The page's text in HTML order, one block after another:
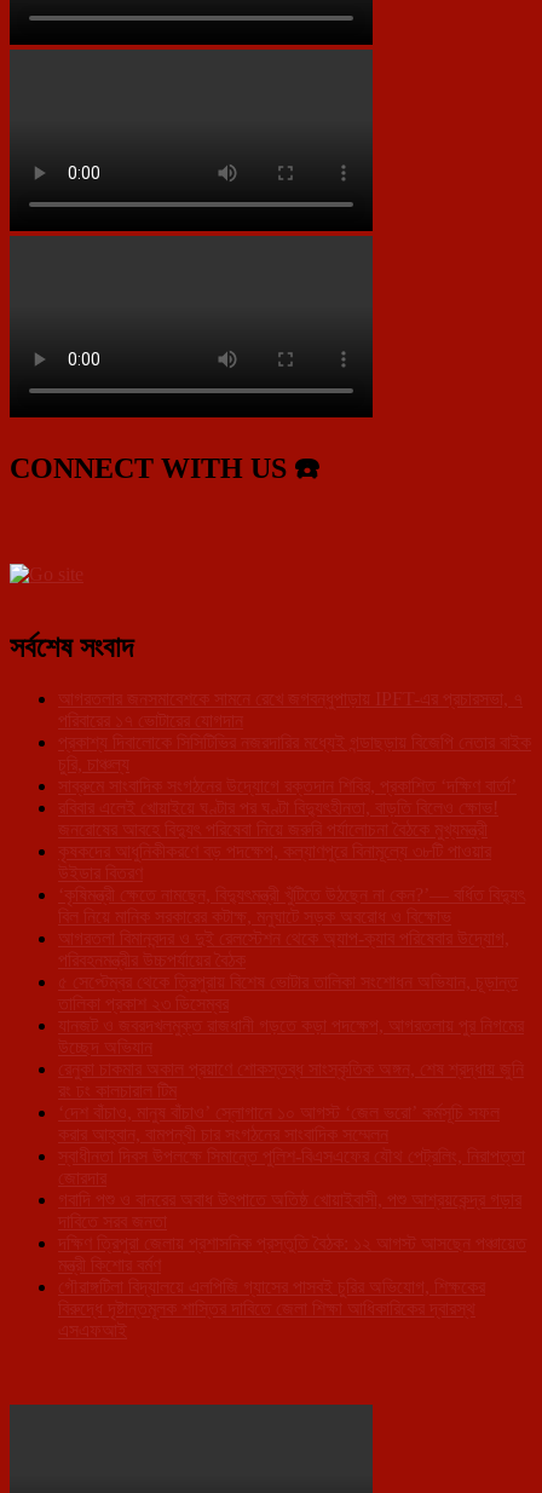
CONNECT WITH US ☎️
সর্বশেষ সংবাদ
আগরতলার জনসমাবেশকে সামনে রেখে জগবন্ধুপাড়ায় IPFT-এর প্রচারসভা, ৭
পরিবারের ১৭ ভোটারের যোগদান
প্রকাশ্য দিবালোকে সিসিটিভির নজরদারির মধ্যেই গন্ডাছড়ায় বিজেপি নেতার বাইক
চুরি, চাঞ্চল্য
সাব্রুমে সাংবাদিক সংগঠনের উদ্যোগে রক্তদান শিবির, প্রকাশিত ‘দক্ষিণ বার্তা’
রবিবার এলেই খোয়াইয়ে ঘণ্টার পর ঘণ্টা বিদ্যুৎহীনতা, বাড়তি বিলেও ক্ষোভ!
জনরোষের আবহে বিদ্যুৎ পরিষেবা নিয়ে জরুরি পর্যালোচনা বৈঠকে মুখ্যমন্ত্রী
কৃষকদের আধুনিকীকরণে বড় পদক্ষেপ, কল্যাণপুরে বিনামূল্যে ৩৮টি পাওয়ার
উইডার বিতরণ
‘কৃষিমন্ত্রী ক্ষেতে নামছেন, বিদ্যুৎমন্ত্রী খুঁটিতে উঠছেন না কেন?’— বর্ধিত বিদ্যুৎ
বিল নিয়ে মানিক সরকারের কটাক্ষ, মনুঘাটে সড়ক অবরোধ ও বিক্ষোভ
আগরতলা বিমানবন্দর ও দুই রেলস্টেশন থেকে অ্যাপ-ক্যাব পরিষেবার উদ্যোগ,
পরিবহনমন্ত্রীর উচ্চপর্যায়ের বৈঠক
৫ সেপ্টেম্বর থেকে ত্রিপুরায় বিশেষ ভোটার তালিকা সংশোধন অভিযান, চূড়ান্ত
তালিকা প্রকাশ ২৩ ডিসেম্বর
যানজট ও জবরদখলমুক্ত রাজধানী গড়তে কড়া পদক্ষেপ, আগরতলায় পুর নিগমের
উচ্ছেদ অভিযান
রেনুকা চাকমার অকাল প্রয়াণে শোকস্তব্ধ সাংস্কৃতিক অঙ্গন, শেষ শ্রদ্ধায় জুনি
রং ঢং কালচারাল টিম
‘দেশ বাঁচাও, মানুষ বাঁচাও’ স্লোগানে ১০ আগস্ট ‘জেল ভরো’ কর্মসূচি সফল
করার আহ্বান, বামপন্থী চার সংগঠনের সাংবাদিক সম্মেলন
স্বাধীনতা দিবস উপলক্ষে সিমান্তে পুলিশ-বিএসএফের যৌথ পেট্রলিং, নিরাপত্তা
জোরদার
গবাদি পশু ও বানরের অবাধ উৎপাতে অতিষ্ঠ খোয়াইবাসী, পশু আশ্রয়কেন্দ্র গড়ার
দাবিতে সরব জনতা
দক্ষিণ ত্রিপুরা জেলায় প্রশাসনিক প্রস্তুতি বৈঠক: ১২ আগস্ট আসছেন পঞ্চায়েত
মন্ত্রী কিশোর বর্মণ
গৌরাঙ্গটিলা বিদ্যালয়ে এলপিজি গ্যাসের পাসবই চুরির অভিযোগ, শিক্ষকের
বিরুদ্ধে দৃষ্টান্তমূলক শাস্তির দাবিতে জেলা শিক্ষা আধিকারিকের দ্বারস্থ
এসএফআই